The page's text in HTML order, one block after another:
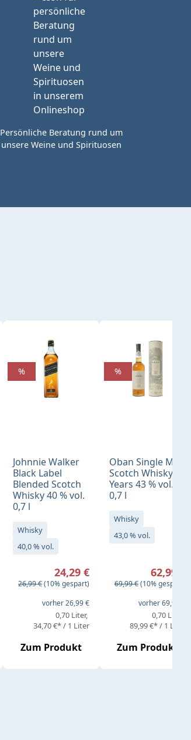
Persönliche Beratung rund um
unsere Weine und Spirituosen
Johnnie Walker
Black Label
Blended Scotch
Whisky 40 % vol.
0,7 l
Whisky
40,0 % vol.
Verkaufspreis:
24,29 €
Regulärer Preis:
26,99 €(10% gespart)
vorher 26,99 €
0,70 Liter
34,70 €* / 1 Liter
Zum Produkt
%
Oban Single Malt
Scotch Whisky 14
Years 43 % vol.
0,7 l
Whisky
43,0 % vol.
Verkaufspreis:
62,99 €
Regulärer Preis:
69,99 €(10% gespart)
vorher 69,99 €
0,70 Liter
89,99 €* / 1 Liter
Zum Produkt
%